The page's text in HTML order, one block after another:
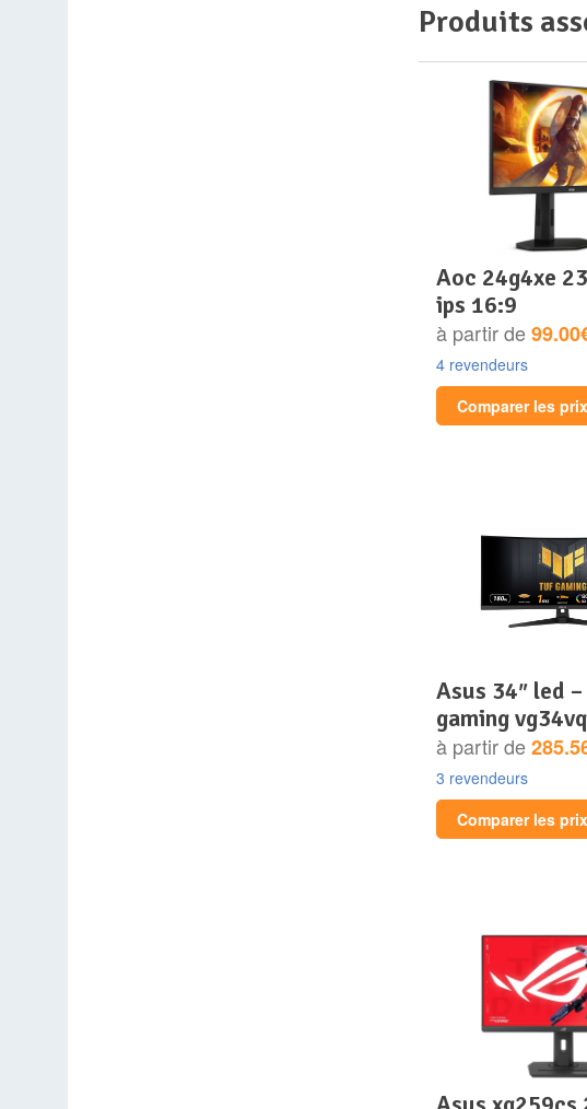
Produits
aoc 24g4xe 23.8p fhd
ips 16:9
à partir de
4 revendeurs
Comparer les prix
asus 34″ led – tuf
gaming
à partir de
3 revendeurs
Comparer les prix